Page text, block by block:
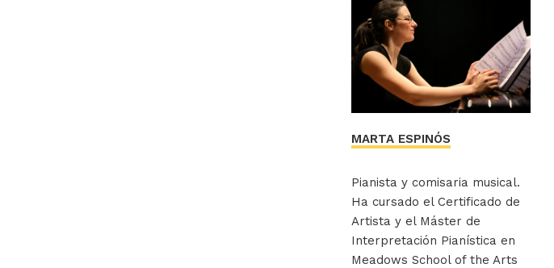
MARTA ESPINÓS
Pianista y comisaria musical.
Ha cursado el Certificado de
Artista y el Máster de
Interpretación Pianística en
Meadows School of the Arts